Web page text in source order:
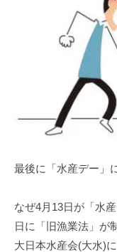
最後に「水産デー」
なぜ4月13日が「水
日に「旧漁業法」が
大日本水産会(大水)